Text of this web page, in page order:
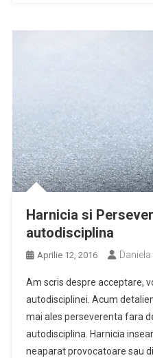
Harnicia si
autodisciplina
Aprilie 12, 2016
Am scris despre acceptare,
autodisciplinei. Acum
mai ales perseverenta fara
autodisciplina. Harnicia
neaparat provocatoare sau